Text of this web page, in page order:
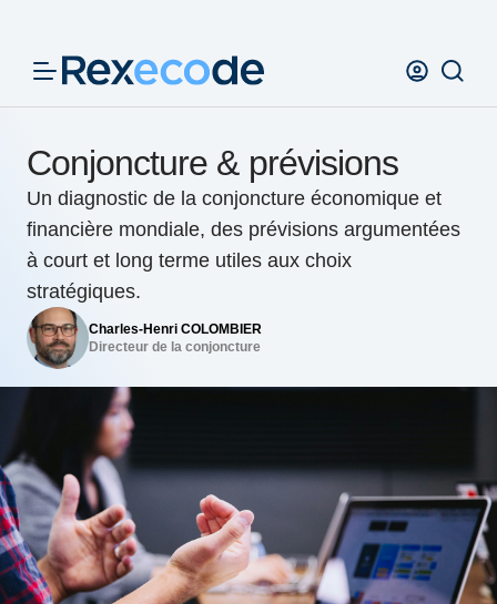
Conjoncture & prévisions
Un diagnostic de la conjoncture économique et
financière mondiale, des prévisions argumentées
à court et long terme utiles aux choix
stratégiques.
Charles-Henri COLOMBIER
Directeur de la conjoncture